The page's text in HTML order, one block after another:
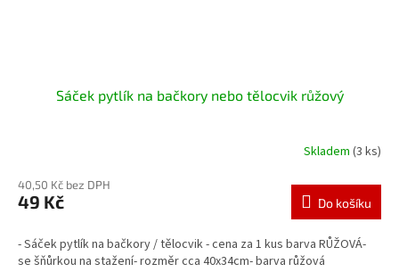
Sáček pytlík na bačkory nebo tělocvik růžový
Skladem (3 ks)
40,50 Kč bez DPH
49 Kč Do košíku
- Sáček pytlík na bačkory / tělocvik - cena za 1 kus barva RŮŽOVÁ-
se šňůrkou na stažení- rozměr cca 40x34cm- barva růžová